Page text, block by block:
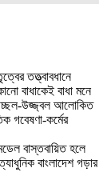
তত্ত্বাবধানে
বাধাকেই বাধা মনে
উচ্ছল-উজ্জ্বল আলোকিত
গবেষণা-কর্মের
বাস্তবায়িত হলে
বাংলাদেশ গড়ার